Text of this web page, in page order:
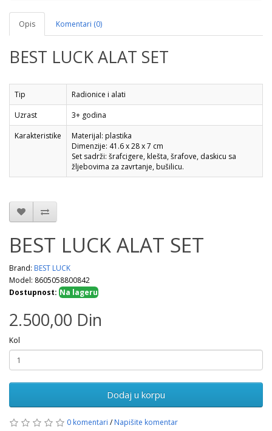
Opis Komentari (0)
BEST LUCK ALAT SET
Tip
Radionice i alati
Uzrast
3+ godina
Karakteristike
Materijal: plastika
Dimenzije: 41.6 x 28 x 7 cm
Set sadrži: šrafcigere, klešta, šrafove, daskicu sa
žljebovima za zavrtanje, bušilicu.
BEST LUCK ALAT SET
Brand: BEST LUCK
Model: 8605058800842
Dostupnost: Na lageru
2.500,00 Din
Kol
Dodaj u korpu
0 komentari /Napišite komentar